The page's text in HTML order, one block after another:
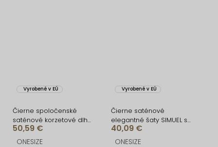
Vyrobené v EÚ
Čierne spoločenské
saténové korzetové dlhé
šaty ZONTIRE
50,59 €
ONESIZE
Vyrobené v EÚ
Čierne saténové
elegantné šaty SIMUEL so
šnurovaním
40,09 €
ONESIZE